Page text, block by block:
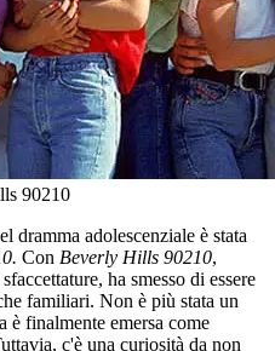
90210
dramma adolescenziale è stata
Con Beverly Hills 90210,
ha smesso di essere
familiari. Non è più stata un
è finalmente emersa come
c'è una curiosità da non